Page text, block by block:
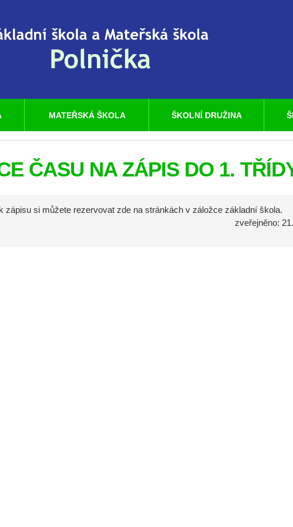
ČASU NA ZÁPIS DO 1.
zápisu si můžete rezervovat zde na stránkách v záložce základní škola.
zveřejněno:
MATEŘSKÁ ŠKOLA ŠKOLNÍ DRUŽINA